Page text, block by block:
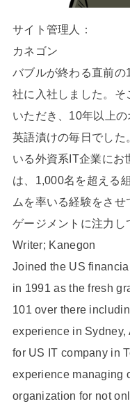
サイト管理人：
カネゴン
バブルが終わる直前
社に入社しました。そ
いただき、10年以上
英語漬けの毎日でした
いる外資系IT企業にお
は、1,000名を超える
ムを率いる経験をさ
ゲージメントに注力し
Writer; Kanegon
Joined the US
in 1991 as the fresh
101 over there
experience in Sydney,
for US IT company in
experience managing
organization for not